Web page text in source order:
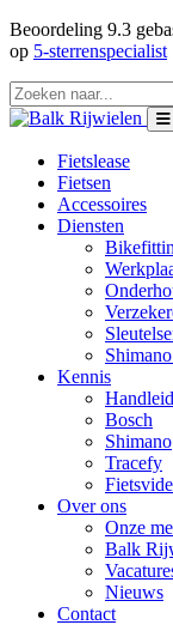
Beoordeling 9.3
op 5-sterrenspecialist
Fietslease
Fietsen
Accessoires
Diensten
Kennis
Bosch
Shimano
Tracefy
Over ons
Onze
Balk
Nieuws
Contact